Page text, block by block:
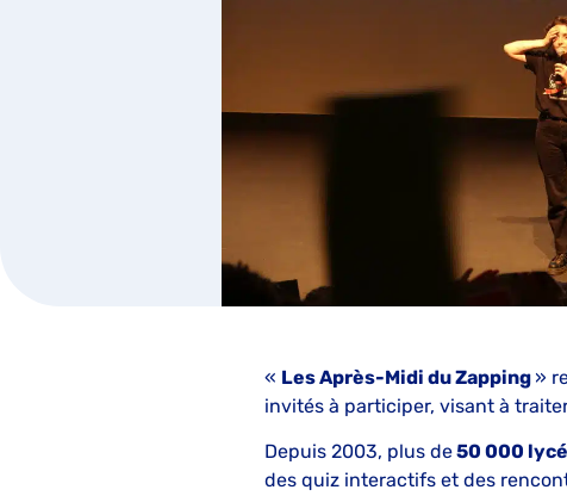
« Les Après-Midi du Zapping »
invités à participer, visant à
Depuis 2003, plus de50 000
des quiz interactifs et des